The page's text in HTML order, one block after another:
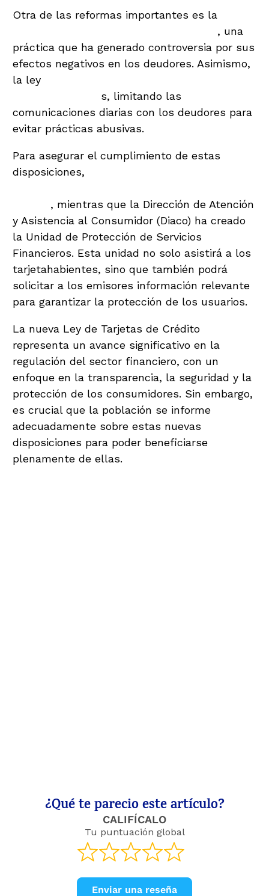
Otra de las reformas importantes es la
, una
práctica que ha generado controversia por sus
efectos negativos en los deudores. Asimismo,
la ley
s, limitando las
comunicaciones diarias con los deudores para
evitar prácticas abusivas.
Para asegurar el cumplimiento de estas
disposiciones,
, mientras que la Dirección de Atención
y Asistencia al Consumidor (Diaco) ha creado
la Unidad de Protección de Servicios
Financieros. Esta unidad no solo asistirá a los
tarjetahabientes, sino que también podrá
solicitar a los emisores información relevante
para garantizar la protección de los usuarios.
La nueva Ley de Tarjetas de Crédito
representa un avance significativo en la
regulación del sector financiero, con un
enfoque en la transparencia, la seguridad y la
protección de los consumidores. Sin embargo,
es crucial que la población se informe
adecuadamente sobre estas nuevas
disposiciones para poder beneficiarse
plenamente de ellas.
¿Qué te parecio este artículo?
CALIFÍCALO
Tu puntuación global
Enviar una reseña